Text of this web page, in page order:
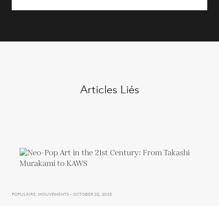
Articles Liés
POPULAIRE, MOUVEMENTS - OCTOBER 22, 2025